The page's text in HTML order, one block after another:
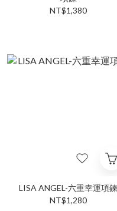
NT$1,380
LISA ANGEL-六重幸運項鍊
NT$1,280